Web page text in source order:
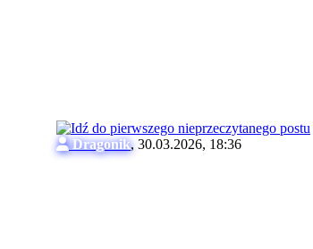
Dragonik, 30.03.2026, 18:36